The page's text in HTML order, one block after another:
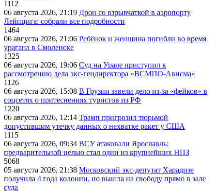
1112
06 августа 2026, 21:19 Дрон со взрывчаткой в аэропорту
Лейпцига: собрали все подробности
1464
06 августа 2026, 21:06 Ребёнок и женщина погибли во время
урагана в Смоленске
1325
06 августа 2026, 19:06 Суд на Урале приступил к
рассмотрению дела экс-гендиректора «ВСМПО-Ависма»
1126
06 августа 2026, 15:08 В Грузии завели дело из-за «фейков» в
соцсетях о притеснениях туристов из РФ
1220
06 августа 2026, 12:14 Трамп пригрозил тюрьмой
допустившим утечку данных о нехватке ракет у США
1115
06 августа 2026, 09:34 ВСУ атаковали Ярославль:
предварительной целью стал один из крупнейших НПЗ
5068
05 августа 2026, 21:38 Московский экс-депутат Харадизе
получила 4 года колонии, но вышла на свободу прямо в зале
суда